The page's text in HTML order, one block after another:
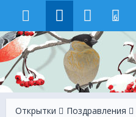
6
Открытки Поздравления